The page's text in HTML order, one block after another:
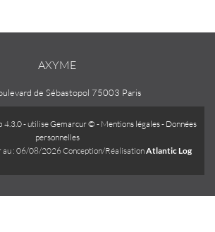
AXYME
de Sébastopol 75003 Paris
4.3.0- utiliseGemarcur © - Mentions légales- Données
personnelles
au : 06/08/2026 Conception/RéalisationAtlantic Log